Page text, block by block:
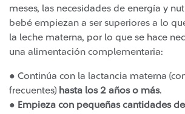
meses, las necesidades de energía y
bebé empiezan a ser superiores a lo
la leche materna, por lo que se hace
una alimentación complementaria:
● Continúa con la lactancia materna
frecuentes) hasta los 2 años o más.
● Empieza con pequeñas cantidades